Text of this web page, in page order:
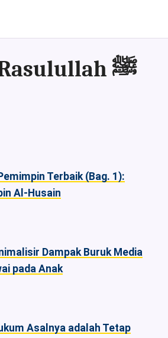
Kumpulan Artikel & Asset sesuai Al-Qur'an dan Sunnah Rasulullah ﷺ
Terbaik (Bag. 1):
Al-Husain
Dampak Buruk Media
pada Anak
Asalnya adalah Tetap